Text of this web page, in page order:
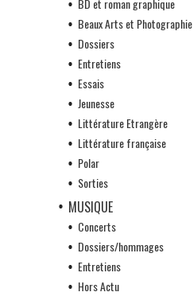
BD et roman graphique
Beaux Arts et Photographie
Dossiers
Entretiens
Essais
Jeunesse
Littérature Etrangère
Littérature française
Polar
Sorties
MUSIQUE
Concerts
Dossiers/hommages
Entretiens
Hors Actu